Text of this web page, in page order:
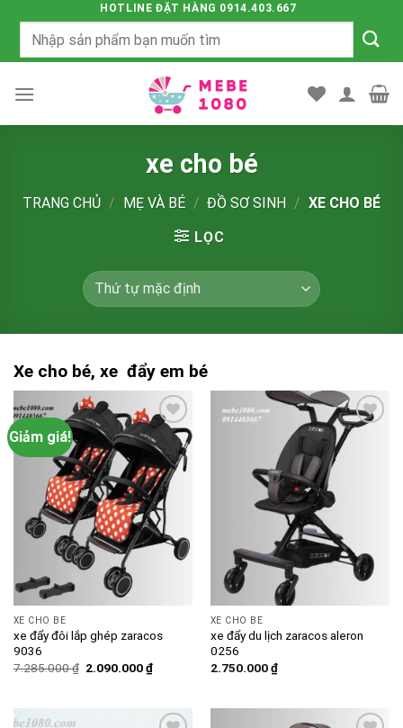
HOTLINE ĐẶT HÀNG 0914.403.667
Tìm
xe cho bé
TRANG CHỦ / MẸ VÀ BÉ / ĐỒ SƠ SINH / XE CHO BÉ
LỌC
Xe cho bé, xe đẩy em bé
Giảm giá!
Add to
wishlist
XE CHO BÉ
xe đẩy đôi lắp ghép zaracos
9036
7.285.000₫ Giá
2.090.000₫Giá
hiện
2.090.000 ₫.
XE CHO BÉ
xe đẩy du lịch zaracos aleron
0256
2.750.000₫